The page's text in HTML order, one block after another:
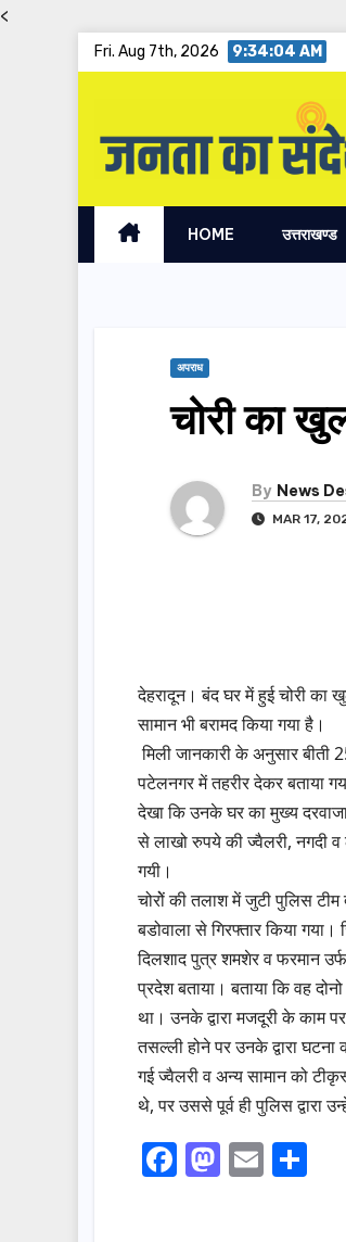
<
Fri. Aug 7th, 2026 9:34:05 AM
HOME उत्तराखण्ड
अपराध
चोरी का
By News
MAR 17,
देहरादून। बंद घर में हुई चोरी का
सामान भी बरामद किया गया है।
मिली जानकारी के अनुसार बीती
पटेलनगर में तहरीर देकर बताया
देखा कि उनके घर का मुख्य दरवाजा
से लाखो रुपये की ज्वैलरी, नगदी
गयी।
चोरोें की तलाश में जुटी पुलिस
बडोवाला से गिरफ्तार किया
दिलशाद पुत्र शमशेर व फरमान उर्फ
प्रदेश बताया। बताया कि वह
था। उनके द्वारा मजदूरी के काम
तसल्ली होने पर उनके द्वारा
गई ज्वैलरी व अन्य सामान को
थे, पर उससे पूर्व ही पुलिस द्वारा
F
M E